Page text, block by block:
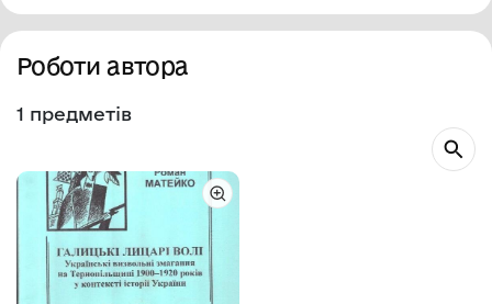
Роботи автора
1 предметів